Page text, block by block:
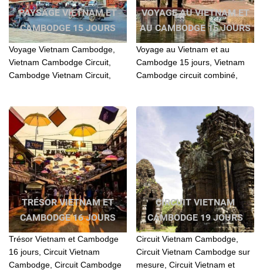
PAYSAGE VIETNAM ET
CAMBODGE 15 JOURS
Voyage Vietnam Cambodge,
Vietnam Cambodge Circuit,
Cambodge Vietnam Circuit,
Paysage Vietnam et
Cambodge...
VOYAGE AU VIETNAM ET
AU CAMBODGE 15 JOURS
Voyage au Vietnam et au
Cambodge 15 jours, Vietnam
Cambodge circuit combiné,
Vietnam et au Cambodge
TRÉSOR VIETNAM ET
CAMBODGE 16 JOURS
Trésor Vietnam et Cambodge
16 jours, Circuit Vietnam
Cambodge, Circuit Cambodge
CIRCUIT VIETNAM
CAMBODGE 19 JOURS
Circuit Vietnam Cambodge,
Circuit Vietnam Cambodge sur
mesure, Circuit Vietnam et